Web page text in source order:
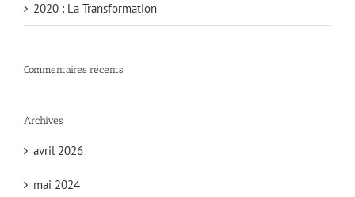
2020 : La Transformation
Commentaires récents
Archives
avril 2026
mai 2024